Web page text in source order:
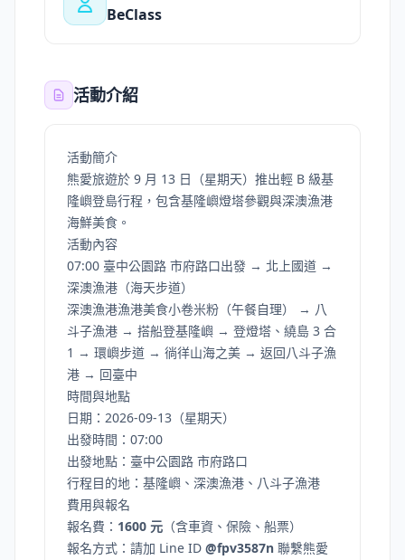
BeClass
活動介紹
活動簡介
熊愛旅遊於 9 月 13 日（星期天）推出輕 B 級基
隆嶼登島行程，包含基隆嶼燈塔參觀與深澳漁港
海鮮美食。
活動內容
07:00 臺中公園路 市府路口出發 → 北上國道 →
深澳漁港（海天步道）
深澳漁港漁港美食小卷米粉（午餐自理） → 八
斗子漁港 → 搭船登基隆嶼 → 登燈塔、繞島 3 合
1 → 環嶼步道 → 徜徉山海之美 → 返回八斗子漁
港 → 回臺中
時間與地點
日期：2026-09-13（星期天）
出發時間：07:00
出發地點：臺中公園路 市府路口
行程目的地：基隆嶼、深澳漁港、八斗子漁港
費用與報名
報名費： 1600 元 （含車資、保險、船票）
報名方式：請加 Line ID @fpv3587n 聯繫熊愛